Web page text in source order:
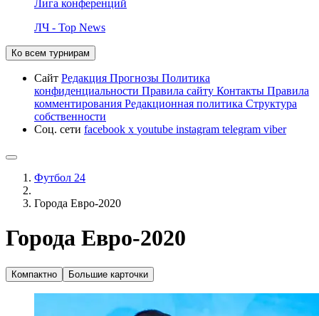
Лига конференций
ЛЧ - Top News
Ко всем турнирам
Сайт Редакция Прогнозы Политика
конфиденциальности Правила сайту Контакты Правила
комментирования Редакционная политика Структура
собственности
Соц. сети facebook x youtube instagram telegram viber
Футбол 24
Города Евро-2020
Города Евро-2020
Компактно Большие карточки